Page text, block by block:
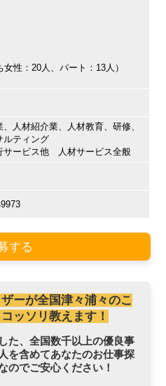
女性：20人、パート：13人）
、人材紹介業、人材教育、研修、
ルティング
サービス他 人材サービス全般
する
ーが全国津々浦々のこ
ッソリ教えます！
た、全国数千以上の優良事
を含めてあなたのお仕事探
のでご安心ください！